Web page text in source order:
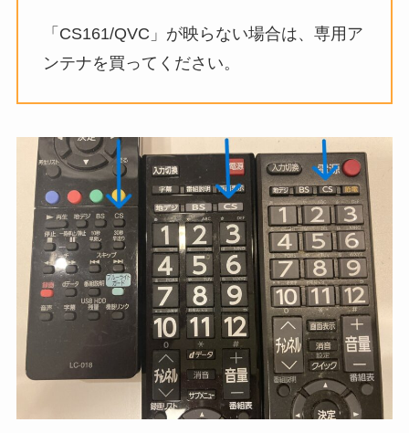
「CS161/QVC」が映らない場合は、専用ア
ンテナを買ってください。